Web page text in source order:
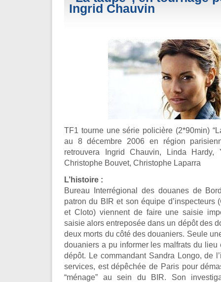
Ingrid Chauvin
TF1 tourne une série policière (2*90min)
au 8 décembre 2006 en région
retrouvera Ingrid Chauvin, Linda Hardy,
Christophe Bouvet, Christophe Laparra
L’histoire :
Bureau Interrégional des douanes de
patron du BIR et son équipe d’inspecteurs
et Cloto) viennent de faire une saisie
saisie alors entreposée dans un dépôt des
deux morts du côté des douaniers. Seule
douaniers a pu informer les malfrats du lieu
dépôt. Le commandant Sandra Longo, de
services, est dépêchée de Paris pour
“ménage” au sein du BIR. Son